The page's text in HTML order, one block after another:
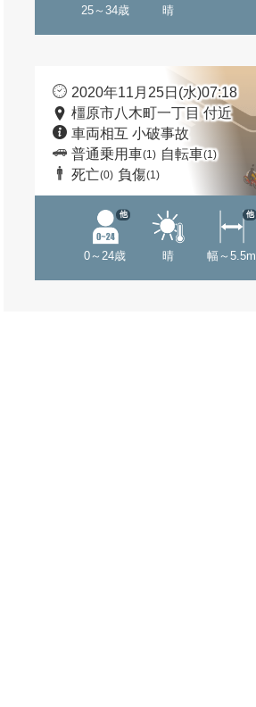
25～34歳 晴
2020年11月25日(水)07:18
橿原市八木町一丁目 付近
車両相互 小破事故
普通乗用車(1) 自転車(1)
死亡(0) 負傷(1)
0～24歳
他
晴 幅～5.5m
他